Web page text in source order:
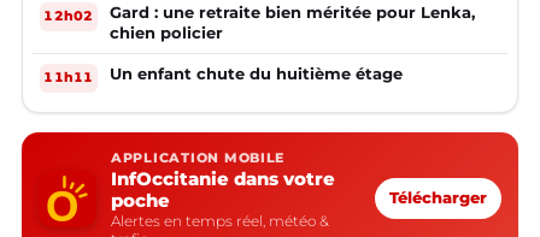
12h02
Gard : une retraite bien méritée pour Lenka,
chien policier
11h11 Un enfant chute du huitième étage
APPLICATION MOBILE
InfOccitanie dans votre
poche
Alertes en temps réel, météo &
Télécharger